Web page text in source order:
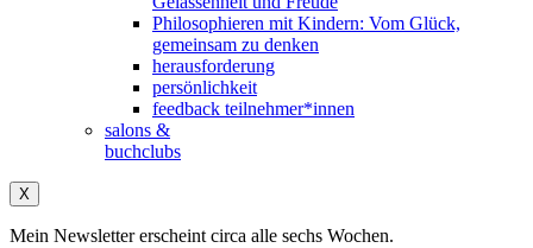
Philosophieren mit Kindern: Vom Glück,
gemeinsam zu denken
herausforderung
persönlichkeit
feedback teilnehmer*innen
salons &
buchclubs
X
Mein Newsletter erscheint circa alle sechs Wochen.